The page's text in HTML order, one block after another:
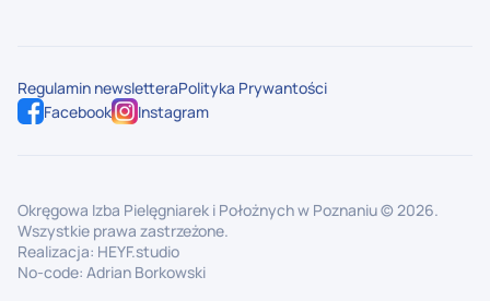
Facebook Instagram
Regulamin newsletteraPolityka Prywantości
Okręgowa Izba Pielęgniarek i Położnych w Poznaniu © 2026.
Wszystkie prawa zastrzeżone.
Realizacja: HEYF.studio
No-code: Adrian Borkowski